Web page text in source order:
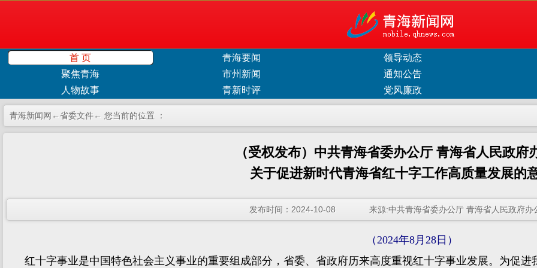
首 页 青海要闻
领导动态
聚焦青海
市州新闻
通知公告
人物故事
青新时评 党风廉政
青海新闻网← ← 您当前的位置 ：
省委文件
（受权发布）中共青海省委办公厅 青海省人民政府
关于促进新时代青海省红十字工作高质量发展的
发布时间：2024-10-08 来源:中共青海省委办公厅 青海省人民政府办
（2024年8月28日）
红十字事业是中国特色社会主义事业的重要组成部分，省委、省政府历来高度重视红十字事业发展。为促进